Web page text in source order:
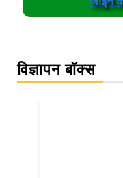
विज्ञापन बॉक्स